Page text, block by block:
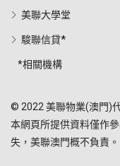
美聯大學堂
駿聯信貸*
*相關機構
© 2022 美聯物業(澳門)
本網頁所提供資料僅作
失，美聯澳門概不負責。